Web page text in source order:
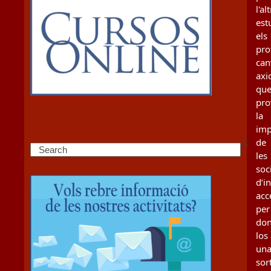
Search
els
que
la
de
les
per
los
una